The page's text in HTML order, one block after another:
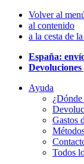
Volver al
al contenido
a la cesta de
España:
Ayuda
Gastos
Todos